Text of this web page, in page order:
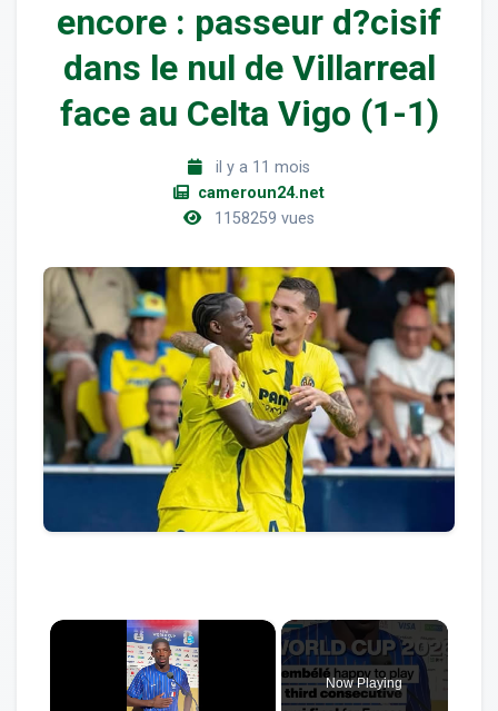
encore : passeur d?cisif
dans le nul de Villarreal
face au Celta Vigo (1-1)
il y a 11 mois
cameroun24.net
1158259 vues
×
Now Playing